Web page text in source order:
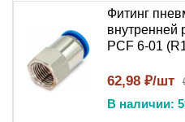
включает резьбовую часть
подключения к
фиксации трубки. Цанговый
стопорного зубчатого
надежную фиксацию трубки,
из нитрильного каучука
Фитинг
внутренней
PCF 6-01
62,98 ₽/шт
В наличии: